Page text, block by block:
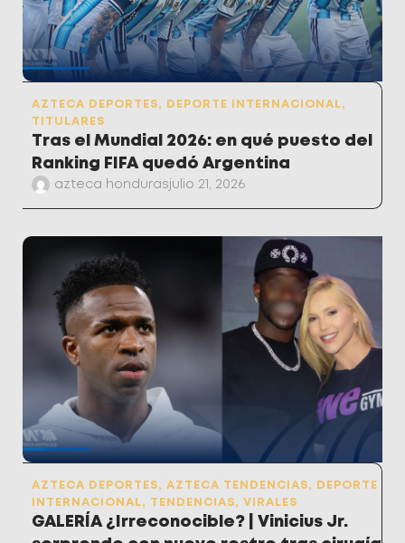
AZTECA DEPORTES, DEPORTE INTERNACIONAL,
TITULARES
Tras el Mundial 2026: en qué puesto del
Ranking FIFA quedó Argentina
azteca hondurasjulio 21, 2026
AZTECA DEPORTES, AZTECA TENDENCIAS,
DEPORTE
INTERNACIONAL, TENDENCIAS, VIRALES
GALERÍA ¿Irreconocible? | Vinicius Jr.